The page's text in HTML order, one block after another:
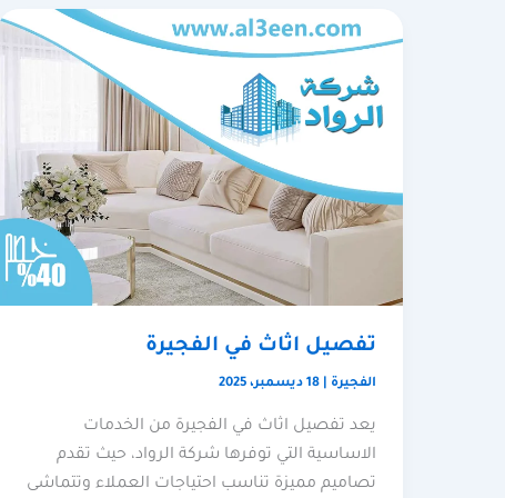
تفصيل اثاث في الفجيرة
الفجيرة 18 ديسمبر، 2025
يعد تفصيل اثاث في الفجيرة من الخدمات
الاساسية التي توفرها شركة الرواد، حيث تقدم
تصاميم مميزة تناسب احتياجات العملاء وتتماشى